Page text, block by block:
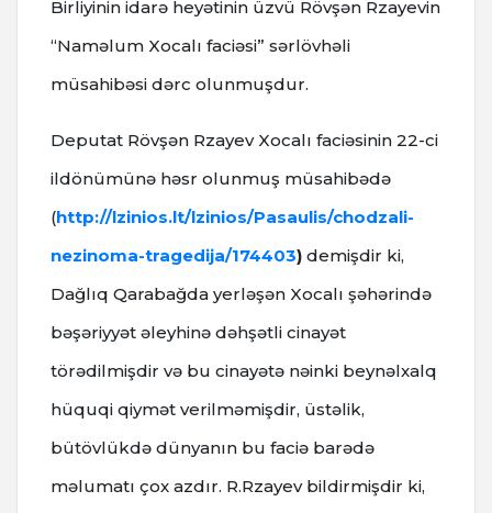
Birliyinin idarə heyətinin üzvü Rövşən Rzayevin
“Naməlum Xocalı faciəsi” sərlövhəli
müsahibəsi dərc olunmuşdur.
Deputat Rövşən Rzayev Xocalı faciəsinin 22-ci
ildönümünə həsr olunmuş müsahibədə
(http://lzinios.lt/lzinios/Pasaulis/chodzali-
nezinoma-tragedija/174403) demişdir ki,
Dağlıq Qarabağda yerləşən Xocalı şəhərində
bəşəriyyət əleyhinə dəhşətli cinayət
törədilmişdir və bu cinayətə nəinki beynəlxalq
hüquqi qiymət verilməmişdir, üstəlik,
bütövlükdə dünyanın bu faciə barədə
məlumatı çox azdır. R.Rzayev bildirmişdir ki,